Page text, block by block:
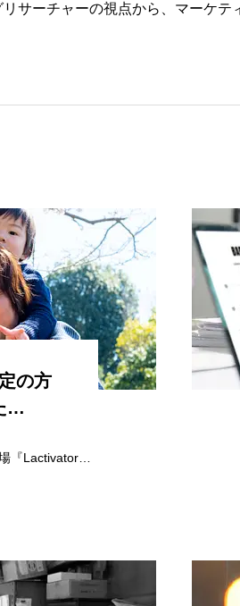
サーチャーの視点から、マーケ
の方
…